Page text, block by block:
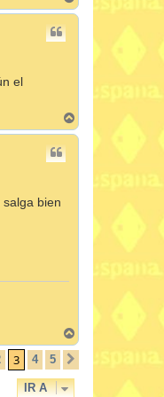
r
r
el
r
r
bien
r
i
3 4 5
IR A